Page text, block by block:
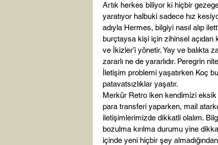
Artık herkes biliyor ki hiçbir
yaratıyor halbuki sadece hız
adıyla Hermes, bilgiyi nasıl alıp
burçtaysa kişi için zihinsel açıdan
ve İkizler’i yönetir. Yay ve balıkta
zararlı ne de yararlıdır. Peregrin
İletişim problemi yaşatırken Koç
patavatsızlıklar yaşatır.
Merkür Retro iken kendimizi eksik
para transferi yaparken, mail
iletişimlerimizde dikkatli olalım.
bozulma kırılma durumu yine
içinde yeni hiçbir şey